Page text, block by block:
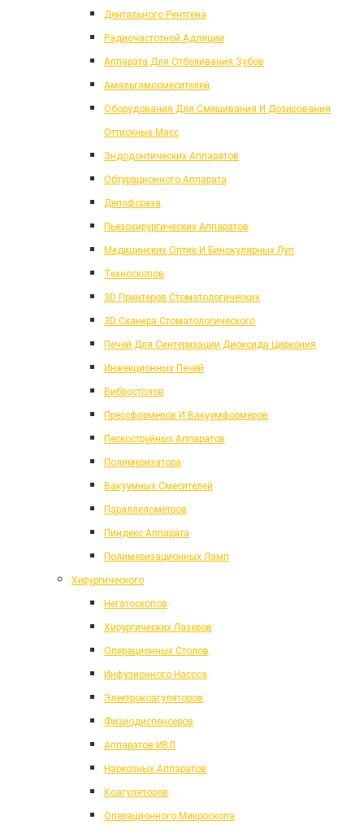
Дентального Рентгена
Радиочастотной Адляции
Аппарата Для Отбеливания Зубов
Амальгамосмесителей
Оборудования Для Смешивания И Дозирования
Оттискных Масс
Эндодонтических Аппаратов
Обтурационного Аппарата
Депофореза
Пьезохирургических Аппаратов
Медицинских Оптик И Бинокулярных Луп
Техноскопов
3D Принтеров Стоматологических
3D Сканера Стоматологического
Печей Для Синтеризации Диоксида Циркония
Инжекционных Печей
Вибростолов
Прессформеров И Вакуумформеров
Пескоструйных Аппаратов
Полимеризатора
Вакуумных Смесителей
Параллелометров
Пиндекс Аппарата
Полимеризационных Ламп
Хирургического
Негатоскопов
Хирургических Лазеров
Операционных Столов
Инфузионного Насоса
Электрокоагуляторов
Физиодиспенсеров
Аппаратов ИВЛ
Наркозных Аппаратов
Коагуляторов
Операционного Микроскопа